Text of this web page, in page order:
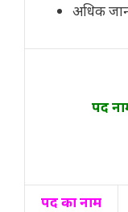
अधिक
पद
पद का नाम